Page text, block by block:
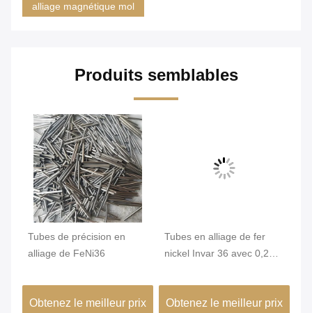
alliage magnétique mol
Produits semblables
Tubes de précision en
alliage de FeNi36
Obtenez le meilleur prix
Tubes en alliage de fer
nickel Invar 36 avec 0,2
brillante pour une grande
stabilité dimensionnelle
Obtenez le meilleur prix